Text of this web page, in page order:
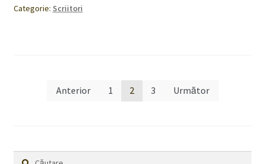
Categorie: Scriitori
Paginație
Anterior 1 2 3 Următor
Caută